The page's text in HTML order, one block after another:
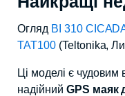
Огляд BI 310
TAT100(Teltonika,
Ці моделі є
надійний GPS маяк